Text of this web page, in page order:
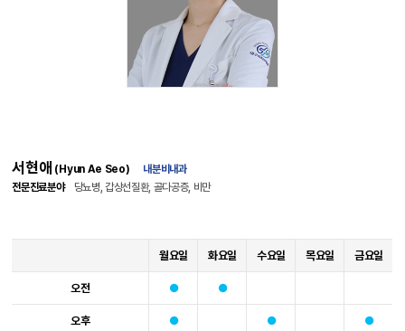
서현애 (Hyun Ae Seo)
내분비내과
전문진료분야
당뇨병, 갑상선질환, 골다공증, 비만
월요일 화요일 수요일 목요일 금요일
오전
오후